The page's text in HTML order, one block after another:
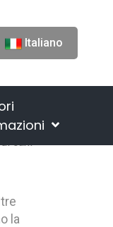
Italiano
cani
la